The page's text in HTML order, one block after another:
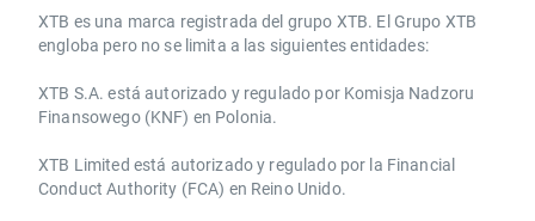
​​XTB es una marca registrada del grupo XTB. El Grupo XTB
engloba pero no se limita a las siguientes entidades:
XTB S.A.​ está autorizado y regulado por Komisja Nadzoru
Finansowego (KNF) ​en Polonia.
XTB Limited ​está autorizado y regulado por la ​Financial
Conduct Authority ​(FCA) en ​​Reino Unido.